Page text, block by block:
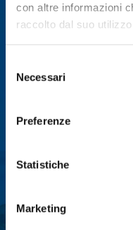
con altre informazioni
raccolto dal suo
delNecessari
Preferenze
Statistiche
Marketing
Consenso